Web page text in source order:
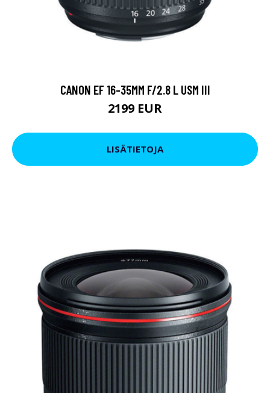
CANON EF 16-35MM F/2.8 L USM III
2199 EUR
LISÄTIETOJA